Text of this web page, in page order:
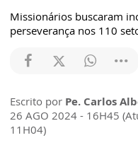
Missionários buscaram
perseverança nos 110
Escrito por Pe. Carlos
26 AGO 2024 - 16H45
11H04)